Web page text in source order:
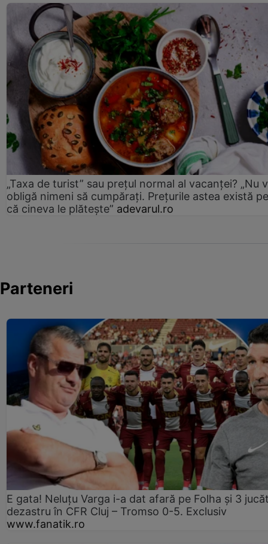
„Taxa de turist” sau prețul normal al vacanței? „Nu
obligă nimeni să cumpărați. Prețurile astea există
că cineva le plătește” adevarul.ro
Parteneri
E gata! Neluțu Varga i-a dat afară pe Folha și 3
dezastru în CFR Cluj – Tromso 0-5. Exclusiv
www.fanatik.ro